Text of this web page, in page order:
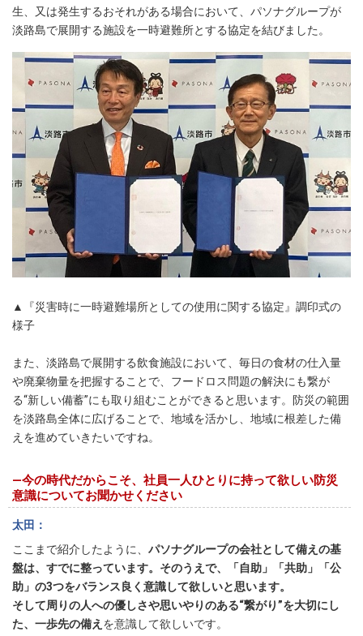
生、又は発生するおそれがある場合において、パソナグループが
淡路島で展開する施設を一時避難所とする協定を結びました。
▲『災害時に一時避難場所としての使用に関する協定』調印式の
様子
また、淡路島で展開する飲食施設において、毎日の食材の仕入量
や廃棄物量を把握することで、フードロス問題の解決にも繋が
る“新しい備蓄”にも取り組むことができると思います。防災の範囲
を淡路島全体に広げることで、地域を活かし、地域に根差した備
えを進めていきたいですね。
―今の時代だからこそ、社員一人ひとりに持って欲しい防災
意識についてお聞かせください
太田
ここまで紹介したように、 パソナグループの会社として備えの基
盤は、すでに整っています。そのうえで、「自助」「共助」「公
助」の3つをバランス良く意識して欲しいと思います。
そして周りの人への優しさや思いやりのある“繋がり”を大切にし
た、一歩先の備え を意識して欲しいです。